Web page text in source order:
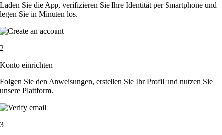
Laden Sie die App, verifizieren Sie Ihre Identität per Smartphone und
legen Sie in Minuten los.
2
Konto einrichten
Folgen Sie den Anweisungen, erstellen Sie Ihr Profil und nutzen Sie
unsere Plattform.
3